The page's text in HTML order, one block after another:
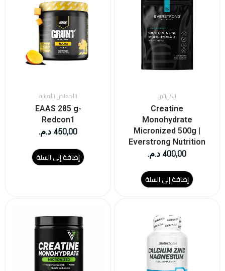
الكرياتين
Creatine
Monohydrate
Micronized 500g |
Everstrong Nutrition
400,00 د.م.
إضافة إلى السلة
الأحماض الأمينية
EAAS 285 g-
Redcon1
450,00 د.م.
إضافة إلى السلة